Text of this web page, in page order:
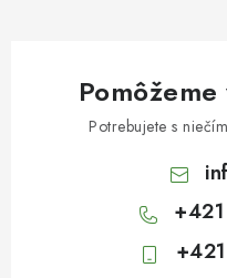
Potrebujete s